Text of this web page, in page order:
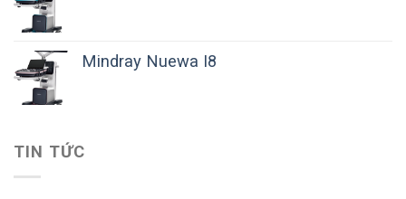
Mindray Nuewa I8
TIN TỨC